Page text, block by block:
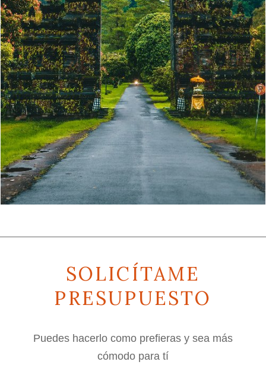
SOLICÍTAME
PRESUPUESTO
Puedes hacerlo como prefieras y sea más
cómodo para tí